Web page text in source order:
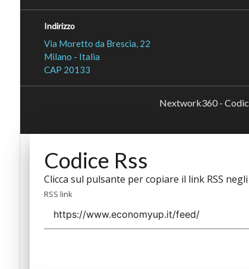
Indirizzo
Via Moretto da Brescia, 22
Milano - Italia
CAP 20133
Nextwork360 -
Codice Rss
Clicca sul pulsante per copiare il link RSS
RSS link